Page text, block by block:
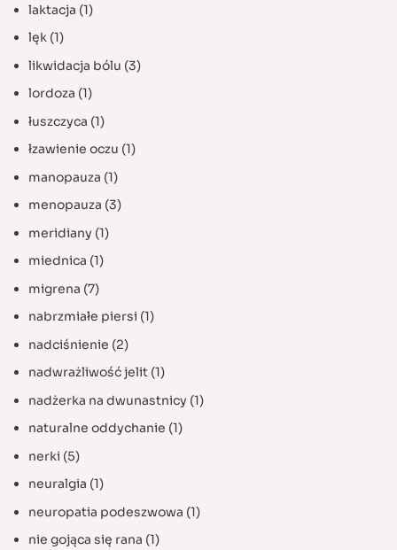
laktacja (1)
lęk(1)
likwidacja bólu (3)
lordoza (1)
łuszczyca (1)
łzawienie oczu (1)
manopauza (1)
menopauza (3)
meridiany (1)
miednica (1)
migrena (7)
nabrzmiałe piersi (1)
nadciśnienie (2)
nadwrażliwość jelit(1)
nadżerka na dwunastnicy (1)
naturalne oddychanie (1)
nerki (5)
neuralgia (1)
neuropatia podeszwowa (1)
nie gojąca się rana (1)